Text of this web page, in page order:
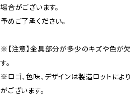
場合がございます。
予めご了承ください。
※【注意】金具部分が多少のキズや色が
す。
※ロゴ、色味、デザインは製造ロットに
がございます。